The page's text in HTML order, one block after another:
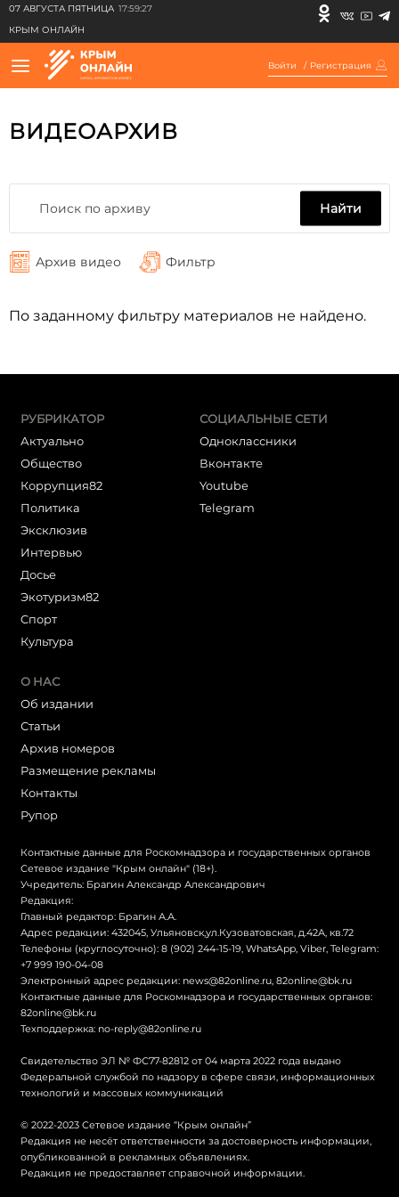
07 АВГУСТА ПЯТНИЦА 17:59:27
КРЫМ ОНЛАЙН
Войти / Регистрация
ВИДЕОАРХИВ
Найти
Архив видео Фильтр
По заданному фильтру материалов не найдено.
РУБРИКАТОР
Актуально
Общество
Коррупция82
Политика
Эксклюзив
Интервью
Досье
Экотуризм82
Cпорт
Культура
СОЦИАЛЬНЫЕ СЕТИ
Одноклассники
Вконтакте
Youtube
Telegram
О НАС
Об издании
Статьи
Архив номеров
Размещение рекламы
Контакты
Рупор
Контактные данные для Роскомнадзора и государственных органов
Сетевое издание "Крым онлайн" (18+).
Учредитель: Брагин Александр Александрович
Редакция:
Главный редактор: Брагин А.А.
Адрес редакции: 432045, Ульяновск,ул.Кузоватовская, д.42А, кв.72
Телефоны (круглосуточно): 8 (902) 244-15-19, WhatsApp, Viber, Telegram:
+7 999 190-04-08
Электронный адрес редакции: news@82online.ru, 82online@bk.ru
Контактные данные для Роскомнадзора и государственных органов:
82online@bk.ru
Техподдержка: no-reply@82online.ru
Свидетельство ЭЛ № ФС77-82812 от 04 марта 2022 года выдано
Федеральной службой по надзору в сфере связи, информационных
технологий и массовых коммуникаций
© 2022-2023 Сетевое издание “Крым онлайн”
Редакция не несёт ответственности за достоверность информации,
опубликованной в рекламных объявлениях.
Редакция не предоставляет справочной информации.